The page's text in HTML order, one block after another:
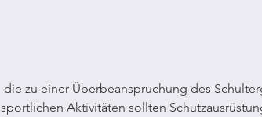
sportlichen Aktivitäten sollten